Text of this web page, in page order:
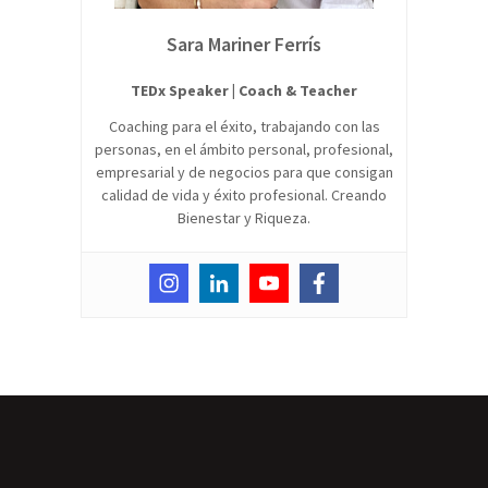
Sara Mariner Ferrís
TEDx Speaker | Coach & Teacher
Coaching para el éxito, trabajando con las
personas, en el ámbito personal, profesional,
empresarial y de negocios para que consigan
calidad de vida y éxito profesional. Creando
Bienestar y Riqueza.